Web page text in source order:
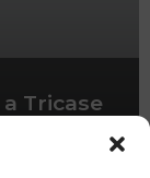
Tricase